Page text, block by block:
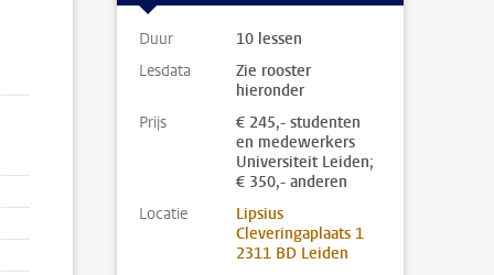
Duur
10 lessen
Lesdata
Zie rooster
hieronder
Prijs
€ 245,- studenten
en medewerkers
Universiteit Leiden;
€ 350,- anderen
Locatie
Lipsius
Cleveringaplaats 1
2311 BD Leiden